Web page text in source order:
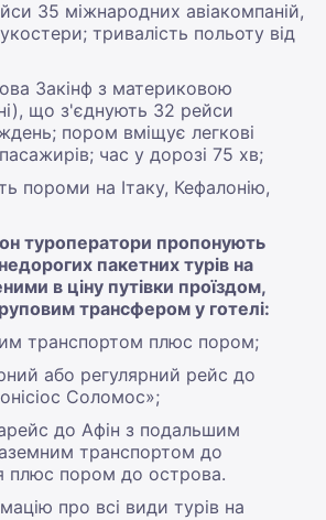
35 міжнародних авіакомпаній,
тривалість польоту від
Закінф з материковою
що з'єднують 32 рейси
пором вміщує легкові
час у дорозі 75 хв;
пороми на Ітаку, Кефалонію,
туроператори пропонують
недорогих пакетних турів на
в ціну путівки проїздом,
трансфером у готелі:
транспортом плюс пором;
або регулярний рейс до
Соломос»;
до Афін з подальшим
транспортом до
плюс пором до острова.
про всі види турів на